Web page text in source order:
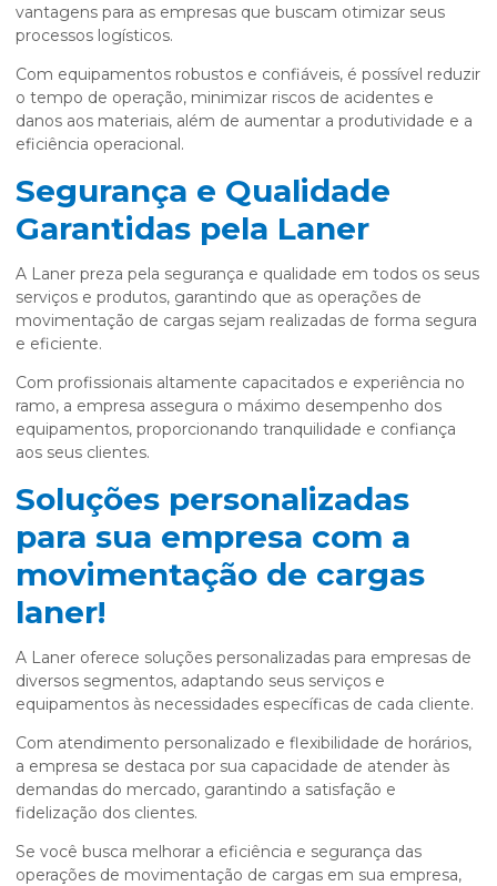
vantagens para as empresas que buscam otimizar seus
processos logísticos.
Com equipamentos robustos e confiáveis, é possível reduzir
o tempo de operação, minimizar riscos de acidentes e
danos aos materiais, além de aumentar a produtividade e a
eficiência operacional.
Segurança e Qualidade
Garantidas pela Laner
A Laner preza pela segurança e qualidade em todos os seus
serviços e produtos, garantindo que as operações de
movimentação de cargas sejam realizadas de forma segura
e eficiente.
Com profissionais altamente capacitados e experiência no
ramo, a empresa assegura o máximo desempenho dos
equipamentos, proporcionando tranquilidade e confiança
aos seus clientes.
Soluções personalizadas
para sua empresa com a
movimentação de cargas
laner!
A Laner oferece soluções personalizadas para empresas de
diversos segmentos, adaptando seus serviços e
equipamentos às necessidades específicas de cada cliente.
Com atendimento personalizado e flexibilidade de horários,
a empresa se destaca por sua capacidade de atender às
demandas do mercado, garantindo a satisfação e
fidelização dos clientes.
Se você busca melhorar a eficiência e segurança das
operações de movimentação de cargas em sua empresa,